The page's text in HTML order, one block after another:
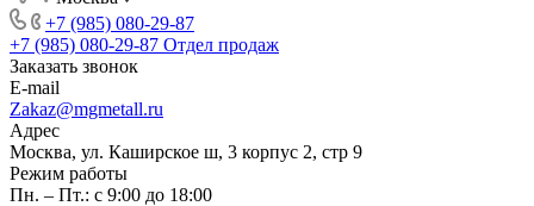
+7 (985) 080-29-87
+7 (985) 080-29-87 Отдел продаж
Заказать звонок
E-mail
Zakaz@mgmetall.ru
Адрес
Москва, ул. Каширское ш, 3 корпус 2, стр 9
Режим работы
Пн. – Пт.: с 9:00 до 18:00